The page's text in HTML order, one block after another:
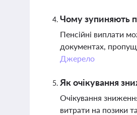
Чому зупиняють
Пенсійні виплати
документах,
Джерело
Як очікування
Очікування
витрати на позики